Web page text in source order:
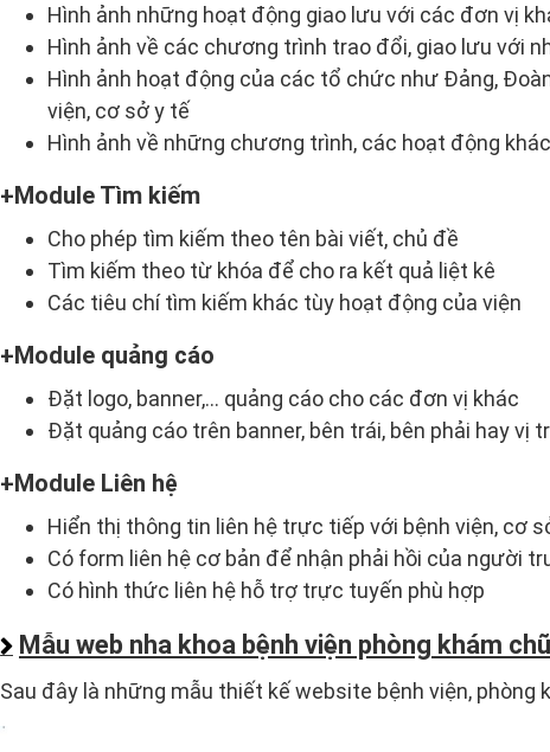
Hình ảnh những hoạt động giao lưu với các đơn vị
Hình ảnh về các chương trình trao đổi, giao lưu với
Hình ảnh hoạt động của các tổ chức như Đảng,
viện, cơ sở y tế
Hình ảnh về những chương trình, các hoạt động khác
Module Tìm kiếm
Cho phép tìm kiếm theo tên bài viết, chủ đề
Tìm kiếm theo từ khóa để cho ra kết quả liệt kê
Các tiêu chí tìm kiếm khác tùy hoạt động của viện
Module quảng cáo
Đặt logo, banner,… quảng cáo cho các đơn vị khác
Đặt quảng cáo trên banner, bên trái, bên phải hay vị
Module Liên hệ
Hiển thị thông tin liên hệ trực tiếp với bệnh viện, cơ
Có form liên hệ cơ bản để nhận phải hồi của người
Có hình thức liên hệ hỗ trợ trực tuyến phù hợp
Mẫu web nha khoa bệnh viện phòng khám
Sau đây là những mẫu thiết kế website bệnh viện,